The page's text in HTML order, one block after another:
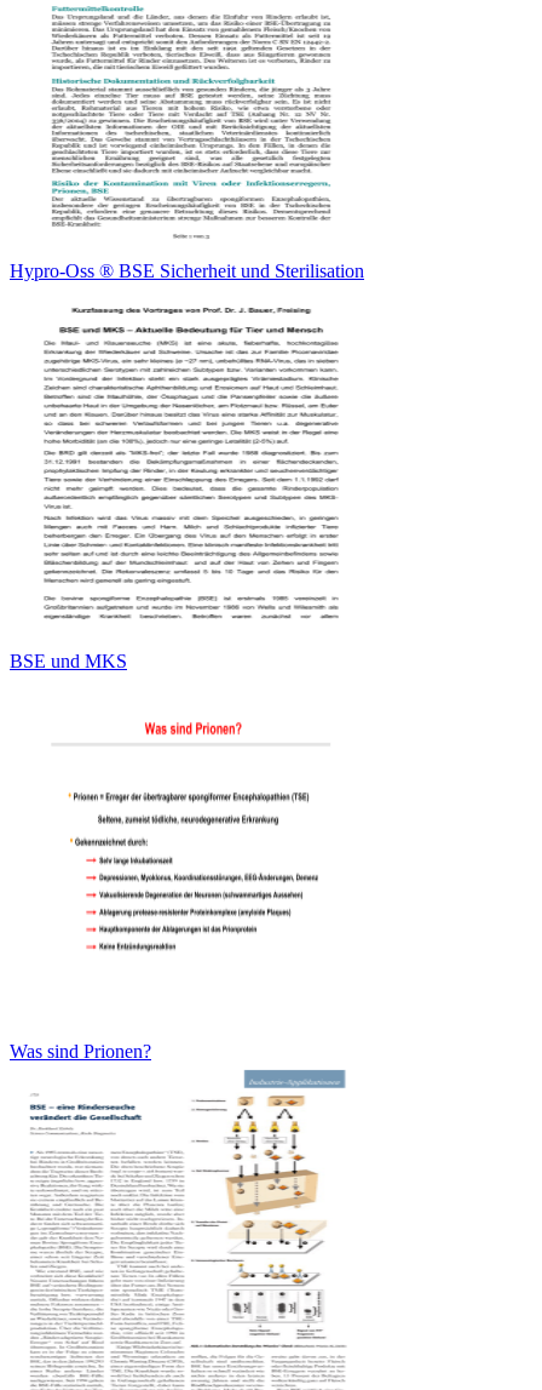
Hypro-Oss ® BSE Sicherheit und Sterilisation
BSE und MKS
Was sind Prionen?